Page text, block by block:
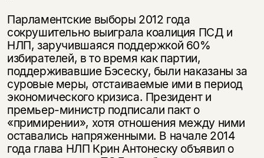
Парламентские выборы 2012 года
сокрушительно выиграла коалиция ПСД и
НЛП, заручившаяся поддержкой 60%
избирателей, в то время как партии,
поддерживавшие Бэсеску, были наказаны за
суровые меры, отстаиваемые ими в период
экономического кризиса. Президент и
премьер-министр подписали пакт о
«примирении», хотя отношения между ними
оставались напряженными. В начале 2014
года глава НЛП Крин Антонеску объявил о